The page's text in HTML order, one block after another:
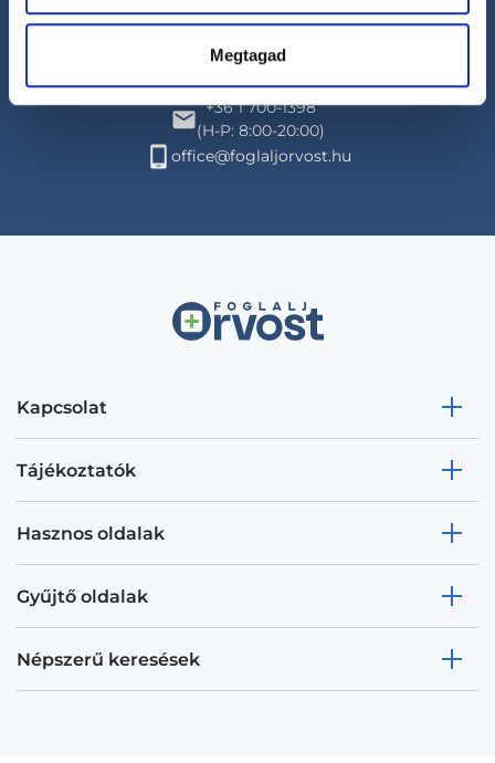
Megtagad
Segíthetünk?
+36 1 700-1398
(H-P: 8:00-20:00)
office@foglaljorvost.hu
Kapcsolat
Tájékoztatók
Hasznos oldalak
Gyűjtő oldalak
Népszerű keresések